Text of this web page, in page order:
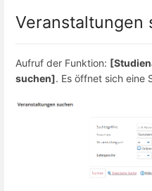
Veranstaltungen
Aufruf der Funktion:
suchen]. Es öffnet sich eine